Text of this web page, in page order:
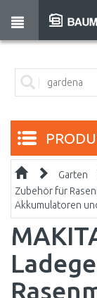
Garten
Zubehör für
Akkumulatoren